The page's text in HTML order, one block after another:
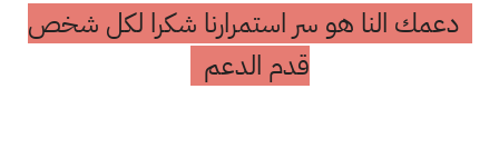
دعمك النا هو سر استمرارنا شكرا لكل شخص
قدم الدعم